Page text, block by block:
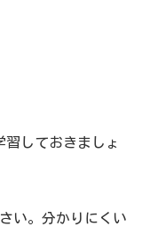
しておきましょ
い。分かりにくい